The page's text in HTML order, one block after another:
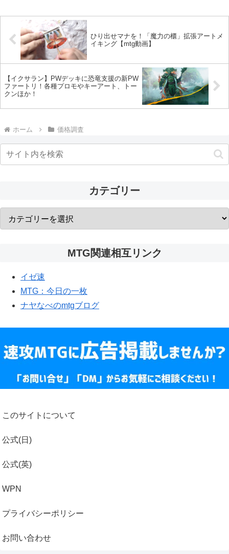
ひり出せマナを！「魔力の櫃」拡張アートメ
イキング【mtg動画】
【イクサラン】PWデッキに恐竜支援の新PW
ファートリ！各種プロモやキーアート、トー
クンほか！
ホーム 価格調査
カテゴリー
MTG関連相互リンク
イゼ速
MTG：今日の一枚
ナヤなべのmtgブログ
このサイトについて
公式(日)
公式(英)
WPN
プライバシーポリシー
お問い合わせ